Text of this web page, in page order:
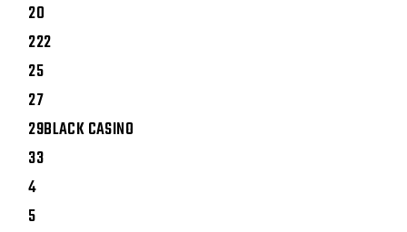
20
222
25
27
29BLACK CASINO
33
4
5